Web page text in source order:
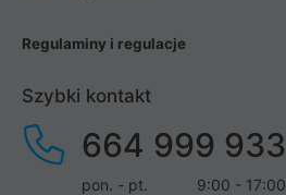
Regulaminy i regulacje
Szybki kontakt
664 999 933
pon. - pt. 9:00 - 17:00